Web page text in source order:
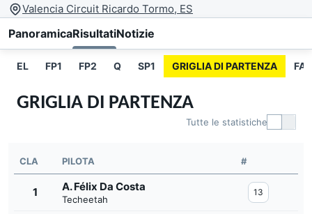
Valencia Circuit Ricardo Tormo, ES
PanoramicaRisultatiNotizie
EL FP1 FP2 Q SP1 GRIGLIA DI PARTENZA
GRIGLIA DI PARTENZA
Tutte le statistiche
CLA PILOTA #
1 A. Félix Da Costa
Techeetah
13